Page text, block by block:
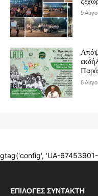
ΕΠΙΛΟΓΈΣ ΣΥΝΤΆΚΤΗ